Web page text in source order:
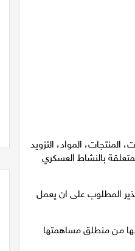
المنتجات، المواد، التزويد
بالنشاط العسكري
المطلوب على ان يعمل
من منطلق مساهمتها